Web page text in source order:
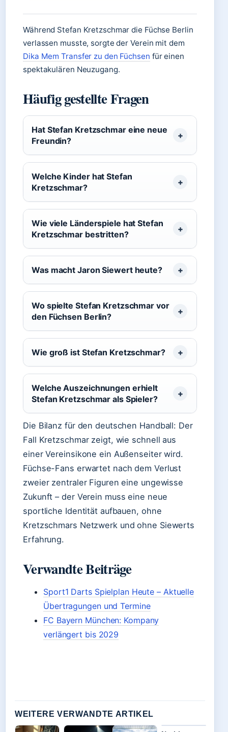
Während Stefan Kretzschmar die Füchse Berlin
verlassen musste, sorgte der Verein mit dem
Dika Mem Transfer zu den Füchsen für einen
spektakulären Neuzugang.
Häufig gestellte Fragen
Hat Stefan Kretzschmar eine neue
Freundin?
Welche Kinder hat Stefan
Kretzschmar?
Wie viele Länderspiele hat Stefan
Kretzschmar bestritten?
Was macht Jaron Siewert heute?
Wo spielte Stefan Kretzschmar vor
den Füchsen Berlin?
Wie groß ist Stefan Kretzschmar?
Welche Auszeichnungen erhielt
Stefan Kretzschmar als Spieler?
Die Bilanz für den deutschen Handball: Der
Fall Kretzschmar zeigt, wie schnell aus
einer Vereinsikone ein Außenseiter wird.
Füchse-Fans erwartet nach dem Verlust
zweier zentraler Figuren eine ungewisse
Zukunft – der Verein muss eine neue
sportliche Identität aufbauen, ohne
Kretzschmars Netzwerk und ohne Siewerts
Erfahrung.
Verwandte Beiträge
Sport1 Darts Spielplan Heute – Aktuelle
Übertragungen und Termine
FC Bayern München: Kompany
verlängert bis 2029
WEITERE VERWANDTE ARTIKEL